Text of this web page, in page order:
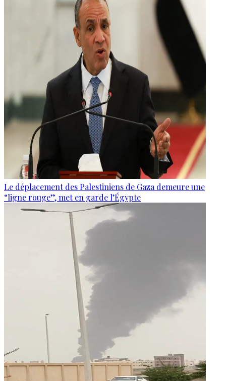
Le déplacement des Palestiniens de Gaza demeure une
“ligne rouge”, met en garde l’Égypte